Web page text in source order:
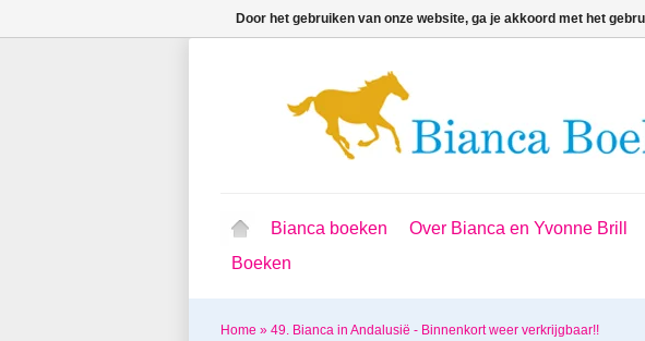
Bianca boeken Over Bianca en Yvonne Brill
Boeken
Home » 49. Bianca in Andalusië - Binnenkort weer verkrijgbaar!!
Door het gebruiken van onze website, ga je akkoord met het